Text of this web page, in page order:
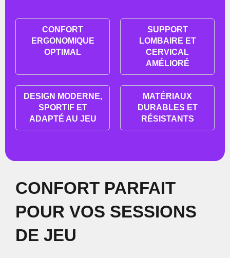
CONFORT
ERGONOMIQUE
OPTIMAL
SUPPORT
LOMBAIRE ET
CERVICAL
AMÉLIORÉ
DESIGN MODERNE,
SPORTIF ET
ADAPTÉ AU JEU
MATÉRIAUX
DURABLES ET
RÉSISTANTS
CONFORT PARFAIT
POUR VOS SESSIONS
DE JEU